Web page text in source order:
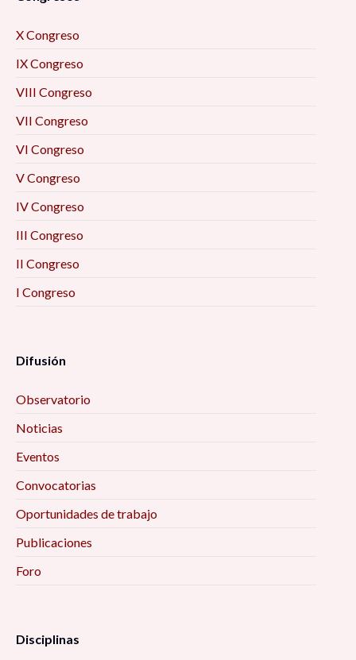
X Congreso
IX Congreso
VIII Congreso
VII Congreso
VI Congreso
V Congreso
IV Congreso
III Congreso
II Congreso
I Congreso
Difusión
Observatorio
Noticias
Eventos
Convocatorias
Oportunidades de trabajo
Publicaciones
Foro
Disciplinas